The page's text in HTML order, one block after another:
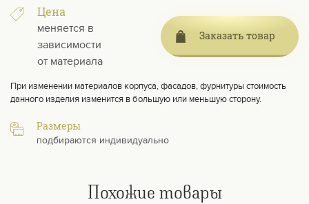
Цена
меняется в
зависимости
от материала
Заказать товар
При изменении материалов корпуса, фасадов, фурнитуры стоимость
данного изделия изменится в большую или меньшую сторону.
Размеры
подбираются индивидуально
Похожие товары